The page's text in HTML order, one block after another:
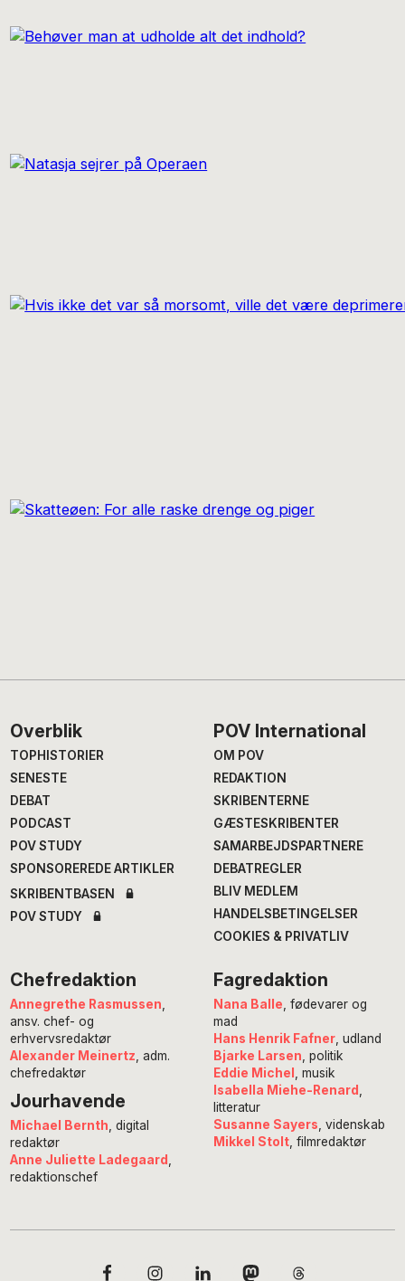
Footer
Overblik
TOPHISTORIER
SENESTE
DEBAT
PODCAST
POV STUDY
SPONSOREREDE ARTIKLER
SKRIBENTBASEN
POV STUDY
POV International
OM POV
REDAKTION
SKRIBENTERNE
GÆSTESKRIBENTER
SAMARBEJDSPARTNERE
DEBATREGLER
BLIV MEDLEM
HANDELSBETINGELSER
COOKIES & PRIVATLIV
Chefredaktion
Annegrethe Rasmussen,
ansv. chef- og
erhvervsredaktør
Alexander Meinertz, adm.
chefredaktør
Jourhavende
Michael Bernth , digital
redaktør
Anne Juliette Ladegaard
redaktionschef
Fagredaktion
Nana Balle, fødevarer og
mad
Hans Henrik Fafner, udland
Bjarke Larsen, politik
Eddie Michel , musik
Isabella Miehe-Renard ,
litteratur
Susanne Sayers, videnskab
Mikkel Stolt, filmredaktør